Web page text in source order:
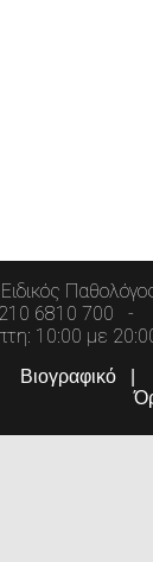
6810 700
10:00 με
Βιογραφικό